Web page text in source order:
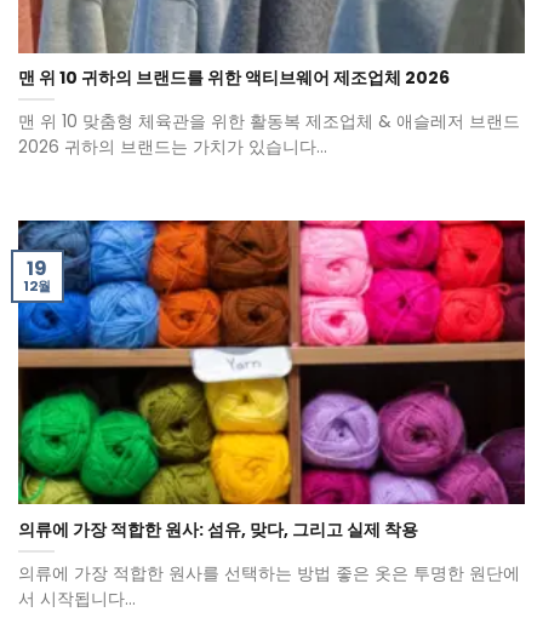
맨 위 10 귀하의 브랜드를 위한 액티브웨어 제조업체 2026
맨 위 10 맞춤형 체육관을 위한 활동복 제조업체 & 애슬레저 브랜드
2026 귀하의 브랜드는 가치가 있습니다...
의류에 가장 적합한 원사: 섬유, 맞다, 그리고 실제 착용
의류에 가장 적합한 원사를 선택하는 방법 좋은 옷은 투명한 원단에
서 시작됩니다...
19
12월